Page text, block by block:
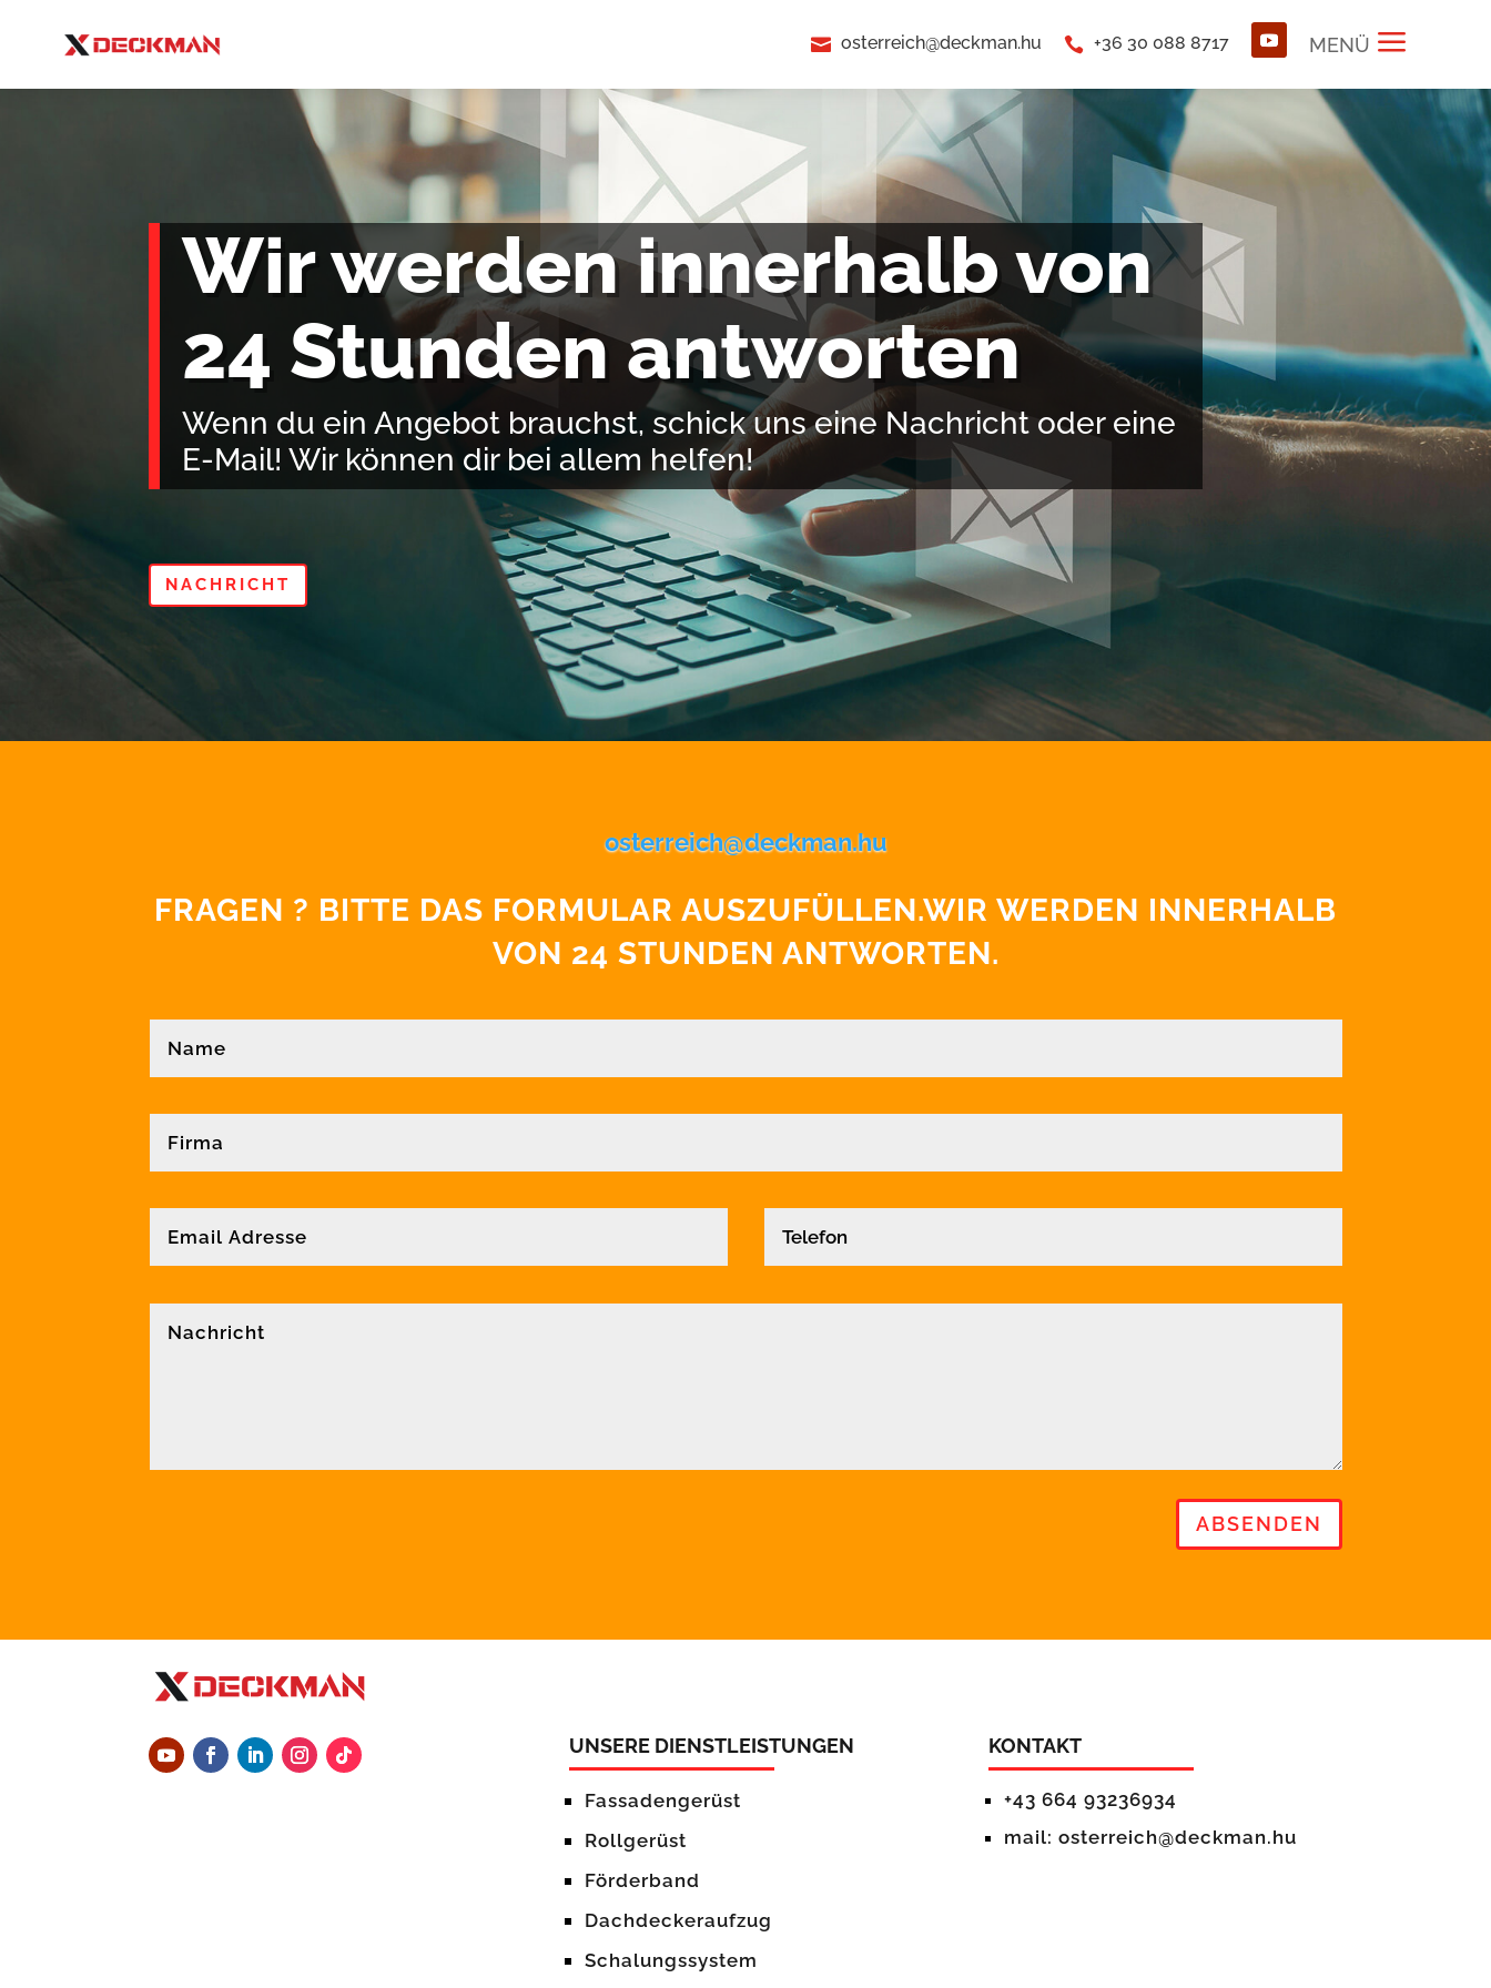
 osterreich@deckman.hu  +36 30 088 8717 MENÜ a
Wir werden innerhalb von
24 Stunden antworten
Wenn du ein Angebot brauchst, schick uns eine Nachricht oder eine
E-Mail! Wir können dir bei allem helfen!
NACHRICHT
osterreich@deckman.hu
FRAGEN ? BITTE DAS FORMULAR AUSZUFÜLLEN.WIR WERDEN INNERHALB
VON 24 STUNDEN ANTWORTEN.
ABSENDEN
UNSERE DIENSTLEISTUNGEN
Fassadengerüst
Rollgerüst
Förderband
Dachdeckeraufzug
Schalungssystem
KONTAKT
+43 664 93236934
mail: osterreich@deckman.hu